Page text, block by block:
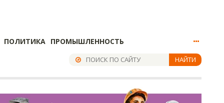
ПОЛИТИКА ПРОМЫШЛЕННОСТЬ
НАЙТИ